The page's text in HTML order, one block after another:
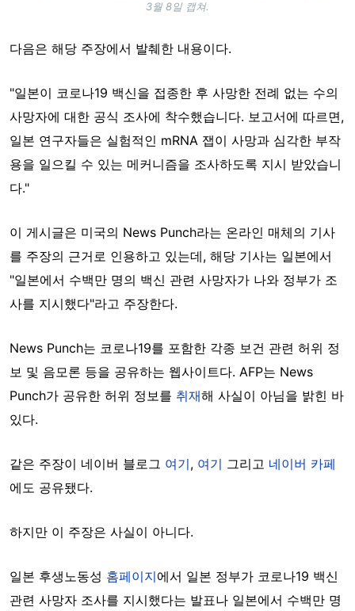
3월 8일 캡쳐.
다음은 해당 주장에서 발췌한 내용이다.
"일본이 코로나19 백신을 접종한 후 사망한 전례 없는 수의
사망자에 대한 공식 조사에 착수했습니다. 보고서에 따르면,
일본 연구자들은 실험적인 mRNA 잽이 사망과 심각한 부작
용을 일으킬 수 있는 메커니즘을 조사하도록 지시 받았습니
다."
이 게시글은 미국의 News Punch라는 온라인 매체의 기사
를 주장의 근거로 인용하고 있는데, 해당 기사는 일본에서
"일본에서 수백만 명의 백신 관련 사망자가 나와 정부가 조
사를 지시했다"라고 주장한다.
News Punch는 코로나19를 포함한 각종 보건 관련 허위 정
보 및 음모론 등을 공유하는 웹사이트다. AFP는 News
Punch가 공유한 허위 정보를 취재해 사실이 아님을 밝힌 바
있다.
같은 주장이 네이버 블로그 여기, 여기 그리고 네이버 카페
에도 공유됐다.
하지만 이 주장은 사실이 아니다.
일본 후생노동성 홈페이지에서 일본 정부가 코로나19 백신
관련 사망자 조사를 지시했다는 발표나 일본에서 수백만 명